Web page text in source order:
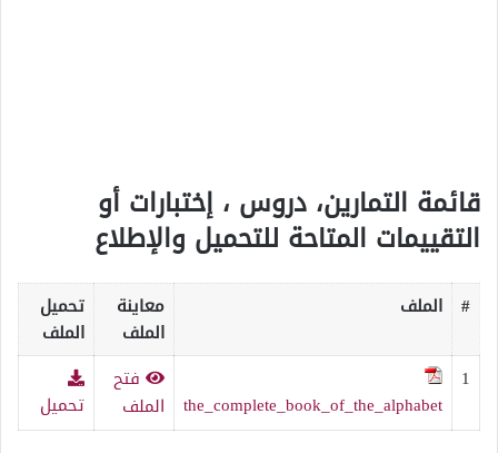
قائمة التمارين، دروس ، إختبارات أو
التقييمات المتاحة للتحميل والإطلاع
# الملف
معاينة
الملف
تحميل
الملف
1
the_complete_book_of_the_alphabet
فتح
الملف
تحميل